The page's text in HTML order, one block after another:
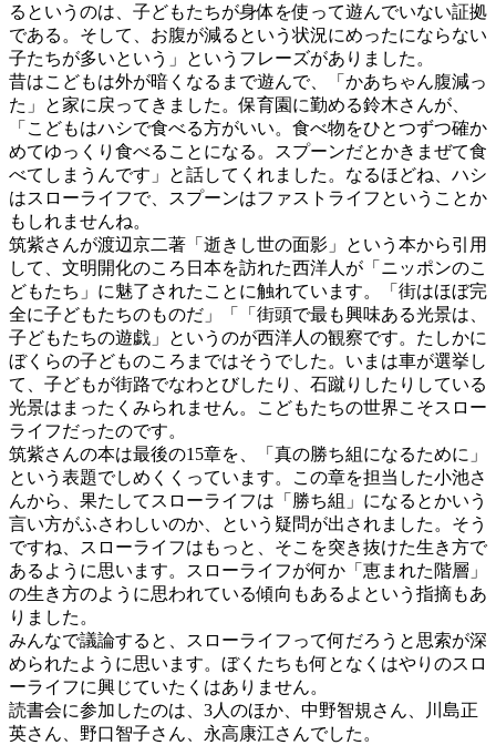
るというのは、子どもたちが身体を使って遊んでいない証拠
である。そして、お腹が減るという状況にめったにならない
子たちが多いという」というフレーズがありました。
昔はこどもは外が暗くなるまで遊んで、「かあちゃん腹減っ
た」と家に戻ってきました。保育園に勤める鈴木さんが、
「こどもはハシで食べる方がいい。食べ物をひとつずつ確か
めてゆっくり食べることになる。スプーンだとかきまぜて食
べてしまうんです」と話してくれました。なるほどね、ハシ
はスローライフで、スプーンはファストライフということか
もしれませんね。
筑紫さんが渡辺京二著「逝きし世の面影」という本から引用
して、文明開化のころ日本を訪れた西洋人が「ニッポンのこ
どもたち」に魅了されたことに触れています。「街はほぼ完
全に子どもたちのものだ」「「街頭で最も興味ある光景は、
子どもたちの遊戯」というのが西洋人の観察です。たしかに
ぼくらの子どものころまではそうでした。いまは車が選挙し
て、子どもが街路でなわとびしたり、石蹴りしたりしている
光景はまったくみられません。こどもたちの世界こそスロー
ライフだったのです。
筑紫さんの本は最後の15章を、「真の勝ち組になるために」
という表題でしめくくっています。この章を担当した小池さ
んから、果たしてスローライフは「勝ち組」になるとかいう
言い方がふさわしいのか、という疑問が出されました。そう
ですね、スローライフはもっと、そこを突き抜けた生き方で
あるように思います。スローライフが何か「恵まれた階層」
の生き方のように思われている傾向もあるよという指摘もあ
りました。
みんなで議論すると、スローライフって何だろうと思索が深
められたように思います。ぼくたちも何となくはやりのスロ
ーライフに興じていたくはありません。
読書会に参加したのは、3人のほか、中野智規さん、川島正
英さん、野口智子さん、永高康江さんでした。